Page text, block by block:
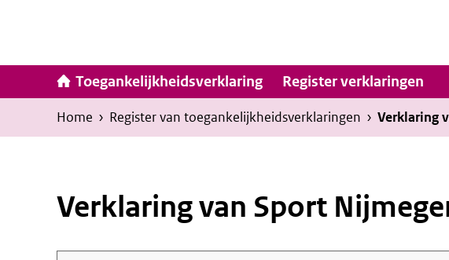
inhoud
Toegankelijkheidsverklaring Hoofdnavigatie
Register verklaringen
Kruimelpad
U
bevindt
Home › Register van toegankelijkheids­verklaringen › Verklaring
Verklaring van Sport